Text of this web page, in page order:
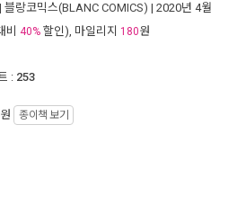
블랑코믹스(BLANC COMICS) | 2020년 4월
비 40% 할인), 마일리지 180원
: 253
원 종이책 보기